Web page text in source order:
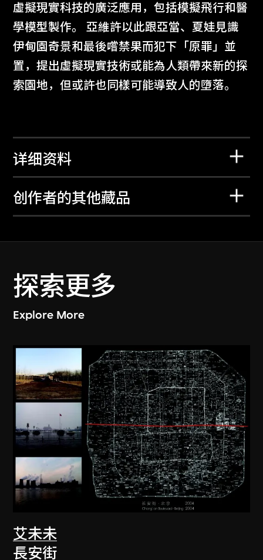
虛擬現實科技的廣泛應用，包括模擬飛行和醫
學模型製作。 亞維許以此跟亞當、夏娃見識
伊甸園奇景和最後嚐禁果而犯下「原罪」並
置，提出虛擬現實技術或能為人類帶來新的探
索園地，但或許也同樣可能導致人的墮落。
详细资料
创作者的其他藏品
探索更多
Explore More
艾未未
長安街